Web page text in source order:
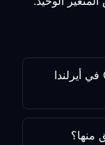
هل سيؤدي مسار متوافق مع Clash في أيرلندا
منها؟